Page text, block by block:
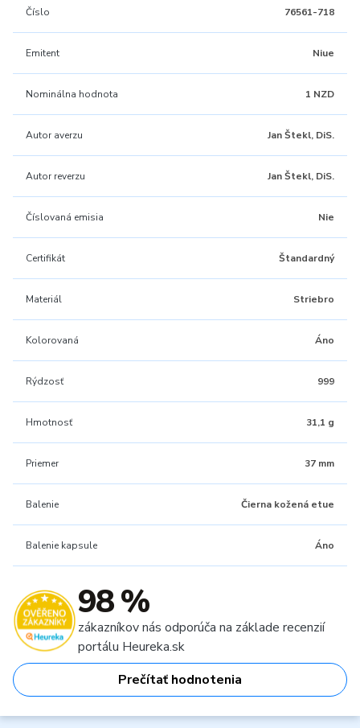
Číslo 76561-718
Emitent Niue
Nominálna hodnota 1 NZD
Autor averzu Jan Štekl, DiS.
Autor reverzu Jan Štekl, DiS.
Číslovaná emisia Nie
Certifikát Štandardný
Materiál Striebro
Kolorovaná Áno
Rýdzosť 999
Hmotnosť 31,1 g
Priemer 37 mm
Balenie Čierna kožená etue
Balenie kapsule Áno
98 %
zákazníkov nás odporúča na základe recenzií
portálu Heureka.sk
Prečítať hodnotenia